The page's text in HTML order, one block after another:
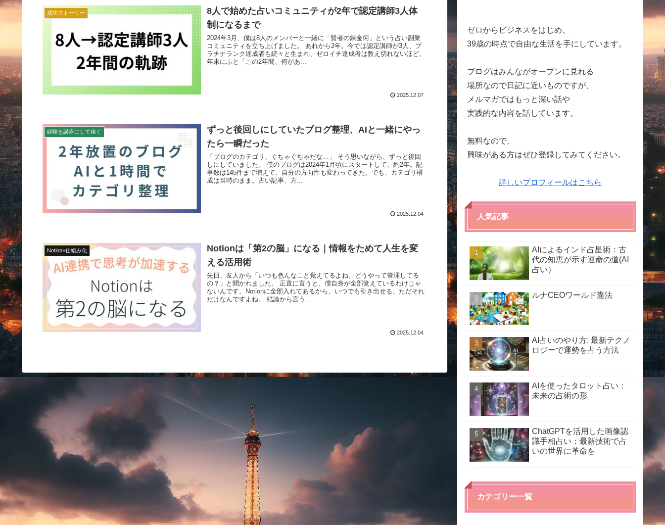
成功ストーリー
8人で始めた占いコミュニティが2年で認定講師3人体
制になるまで
2024年3月、僕は8人のメンバーと一緒に「賢者の錬金術」という占い副業
コミュニティを立ち上げました。 あれから2年。今では認定講師が3人、プ
ラチナランク達成者も続々と生まれ、ゼロイチ達成者は数え切れないほど。
年末にふと「この2年間、何があ...
2025.12.07
経験を講座にして稼ぐ
ずっと後回しにしていたブログ整理、AIと一緒にやっ
たら一瞬だった
「ブログのカテゴリ、ぐちゃぐちゃだな…」 そう思いながら、ずっと後回
しにしていました。 僕のブログは2024年1月頃にスタートして、約2年。記
事数は145件まで増えて、自分の方向性も変わってきた。でも、カテゴリ構
成は当時のまま。古い記事、方...
2025.12.04
Notion×仕組み化
Notionは「第2の脳」になる｜情報をためて人生を変
える活用術
先日、友人から「いつも色んなこと覚えてるよね。どうやって管理してる
の？」と聞かれました。 正直に言うと、僕自身が全部覚えているわけじゃ
ないんです。Notionに全部入れてあるから、いつでも引き出せる。ただそれ
だけなんですよね。 結論から言う...
2025.12.04
ゼロからビジネスをはじめ、
39歳の時点で自由な生活を手にしています。
ブログはみんながオープンに見れる
場所なので日記に近いものですが、
メルマガではもっと深い話や
実践的な内容を話しています。
無料なので、
興味がある方はぜひ登録してみてください。
詳しいプロフィールはこちら
人気記事
AIによるインド占星術：古
代の知恵が示す運命の道(AI
占い）
ルナCEOワールド憲法
AI占いのやり方: 最新テクノ
ロジーで運勢を占う方法
AIを使ったタロット占い：
未来の占術の形
ChatGPTを活用した画像認
識手相占い：最新技術で占
いの世界に革命を
カテゴリー一覧